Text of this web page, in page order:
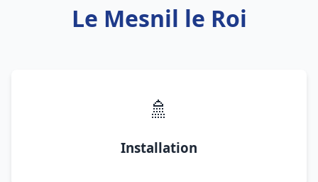
Le Mesnil le Roi
🚿
Installation